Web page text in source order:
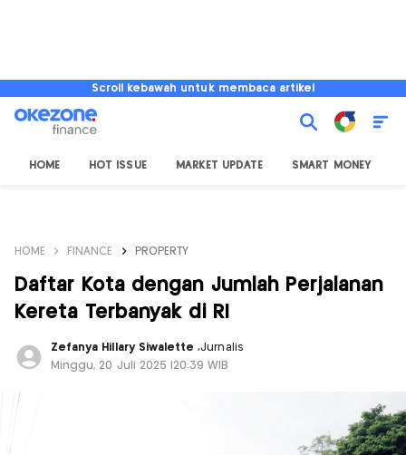
Scroll kebawah untuk membaca artikel
HOME HOT ISSUE MARKET UPDATE SMART MONEY
HOME FINANCE PROPERTY
Daftar Kota dengan Jumlah Perjalanan
Kereta Terbanyak di RI
Zefanya Hillary Siwalette,Jurnalis
Minggu, 20 Juli 2025 |20:39 WIB